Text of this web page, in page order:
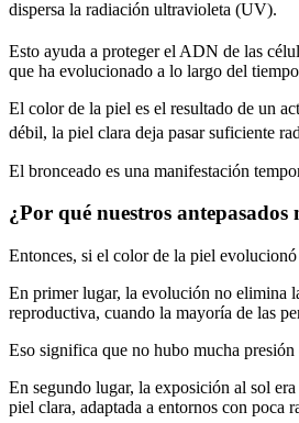
dispersa la radiación ultravioleta (UV).
Esto ayuda a proteger el ADN de las
que ha evolucionado a lo largo del
El color de la piel es el resultado de un
débil, la piel clara deja pasar suficiente
El bronceado es una manifestación
¿Por qué nuestros
Entonces, si el color de la piel evolucionó
En primer lugar, la evolución no elimina
reproductiva, cuando la mayoría de las
Eso significa que no hubo mucha
En segundo lugar, la exposición al sol
piel clara, adaptada a entornos con poca